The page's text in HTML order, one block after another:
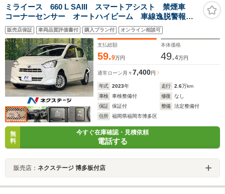
ミライース 660 L SAIII スマートアシスト 禁煙車
コーナーセンサー オートハイビーム 車線逸脱警報
オートライト CD再生
販売店保証 車両品質評価書付 購入プラン付 オンライン相談可
支払総額
59.9万円
本体価格
49.4万円
通常ローン 月々7,400円
年式 2023年 走行 2.6万km
車検
車検整備付 修復
なし
保証
保証付 整備
法定整備付
住所
福岡県福岡市博多区
無
料
今すぐ在庫確認・見積依頼
電話する
販売店： ネクステージ 博多板付店